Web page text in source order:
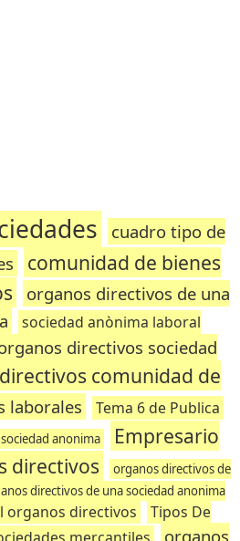
cuadro tipo de
comunidad de bienes
organos directivos de una
sociedad anònima laboral
directivos sociedad
comunidad de
laborales Tema 6 de Publica
anonima
Empresario
directivos
organos directivos de
directivos de una sociedad anonima
organos directivos
Tipos De
organos